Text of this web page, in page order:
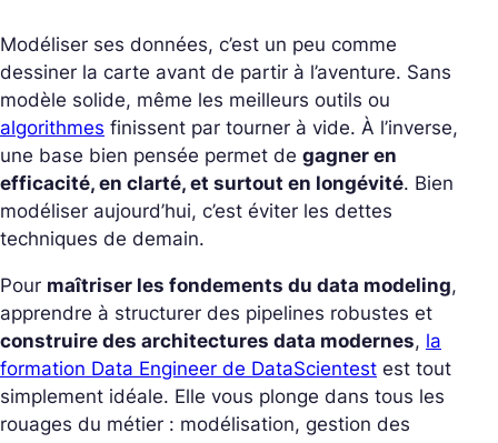
Modéliser ses données, c’est un peu comme
dessiner la carte avant de partir à l’aventure. Sans
modèle solide, même les meilleurs outils ou
algorithmes finissent par tourner à vide. À l’inverse,
une base bien pensée permet de gagner en
efficacité, en clarté, et surtout en longévité. Bien
modéliser aujourd’hui, c’est éviter les dettes
techniques de demain.
Pour maîtriser les fondements du data modeling,
apprendre à structurer des pipelines robustes et
construire des architectures data modernes, la
formation Data Engineer de DataScientest est tout
simplement idéale. Elle vous plonge dans tous les
rouages du métier : modélisation, gestion des